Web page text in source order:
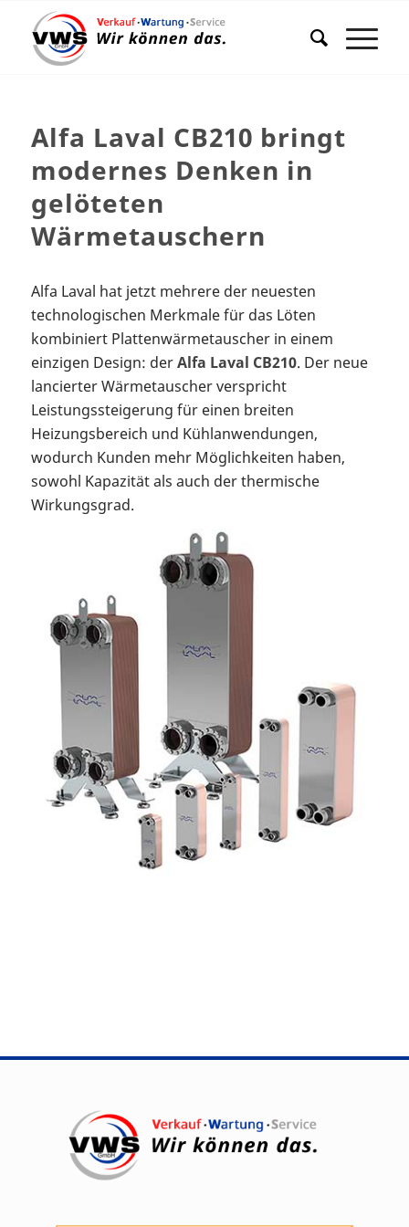
Alfa Laval CB210 bringt
modernes Denken in
gelöteten
Wärmetauschern
Alfa Laval hat jetzt mehrere der neuesten
technologischen Merkmale für das Löten
kombiniert Plattenwärmetauscher in einem
einzigen Design: derAlfa Laval CB210. Der neue
lancierter Wärmetauscher verspricht
Leistungssteigerung für einen breiten
Heizungsbereich und Kühlanwendungen,
wodurch Kunden mehr Möglichkeiten haben,
sowohl Kapazität als auch der thermische
Wirkungsgrad.